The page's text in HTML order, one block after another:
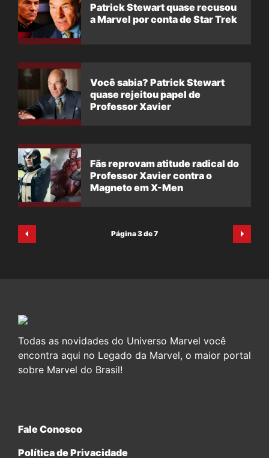
Patrick Stewart quase recusou
a Marvel por conta de Star Trek
Você sabia? Patrick Stewart
quase rejeitou papel de
Professor Xavier
Fãs reprovam atitude radical do
Professor Xavier contra o
Magneto em X-Men
Página 3 de 7
Todas as novidades do Universo Marvel você
encontra aqui no Legado da Marvel, o maior portal
sobre Marvel do Brasil!
Fale Conosco
Política de Privacidade